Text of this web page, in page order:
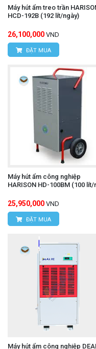
Máy hút ẩm treo trần
HCD-192B (192 lít/ngày)
26,100,000 VND
ĐẶT MUA
Máy hút ẩm công nghiệp
HARISON HD-100BM (100 lít/
25,950,000 VND
ĐẶT MUA
Máy hút ẩm công nghiệp